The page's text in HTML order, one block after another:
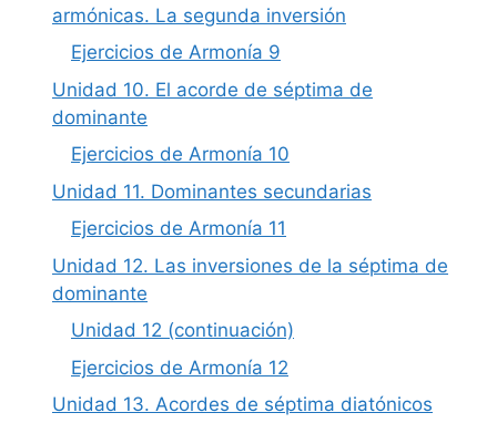
armónicas. La segunda inversión
Ejercicios de Armonía 9
Unidad 10. El acorde de séptima de
dominante
Ejercicios de Armonía 10
Unidad 11. Dominantes secundarias
Ejercicios de Armonía 11
Unidad 12. Las inversiones de la séptima de
dominante
Unidad 12 (continuación)
Ejercicios de Armonía 12
Unidad 13. Acordes de séptima diatónicos